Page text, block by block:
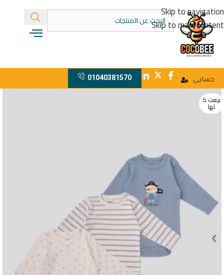
Skip to navigation
Skip to main content
حسابى 01040381570
بيعت ك
لها